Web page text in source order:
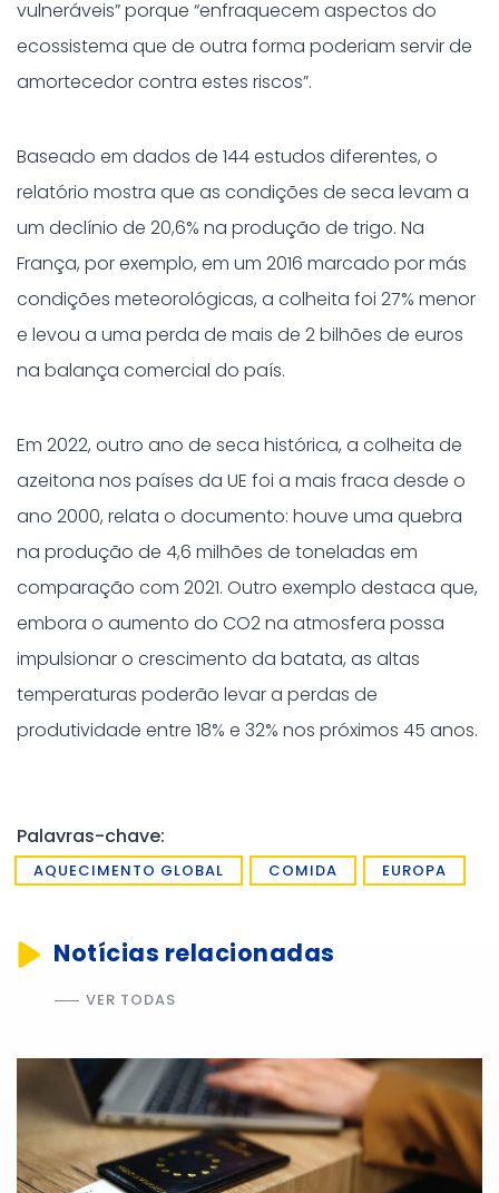
vulneráveis” porque “enfraquecem aspectos do
ecossistema que de outra forma poderiam servir de
amortecedor contra estes riscos”.
Baseado em dados de 144 estudos diferentes, o
relatório mostra que as condições de seca levam a
um declínio de 20,6% na produção de trigo. Na
França, por exemplo, em um 2016 marcado por más
condições meteorológicas, a colheita foi 27% menor
e levou a uma perda de mais de 2 bilhões de euros
na balança comercial do país.
Em 2022, outro ano de seca histórica, a colheita de
azeitona nos países da UE foi a mais fraca desde o
ano 2000, relata o documento: houve uma quebra
na produção de 4,6 milhões de toneladas em
comparação com 2021. Outro exemplo destaca que,
embora o aumento do CO2 na atmosfera possa
impulsionar o crescimento da batata, as altas
temperaturas poderão levar a perdas de
produtividade entre 18% e 32% nos próximos 45 anos.
Palavras-chave:
AQUECIMENTO GLOBAL COMIDA EUROPA
Notícias relacionadas
VER TODAS